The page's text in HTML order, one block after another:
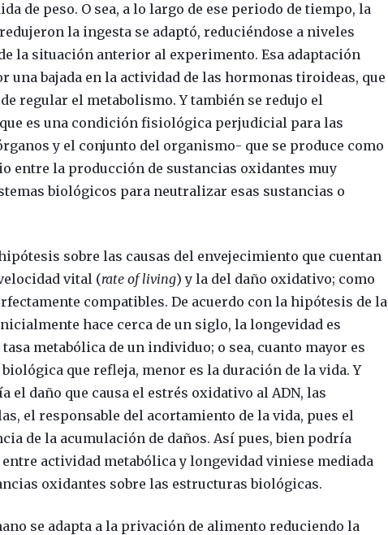
de peso. O sea, a lo largo de ese periodo de tiempo, la
la ingesta se adaptó, reduciéndose a niveles
la situación anterior al experimento. Esa adaptación
una bajada en la actividad de las hormonas tiroideas, que
regular el metabolismo. Y también se redujo el
es una condición fisiológica perjudicial para las
y el conjunto del organismo- que se produce como
entre la producción de sustancias oxidantes muy
biológicos para neutralizar esas sustancias o
sobre las causas del envejecimiento que cuentan
vital (rate of living) y la del daño oxidativo; como
compatibles. De acuerdo con la hipótesis de la
hace cerca de un siglo, la longevidad es
metabólica de un individuo; o sea, cuanto mayor es
que refleja, menor es la duración de la vida. Y
el daño que causa el estrés oxidativo al ADN, las
el responsable del acortamiento de la vida, pues el
de la acumulación de daños. Así pues, bien podría
actividad metabólica y longevidad viniese mediada
oxidantes sobre las estructuras biológicas.
se adapta a la privación de alimento reduciendo la